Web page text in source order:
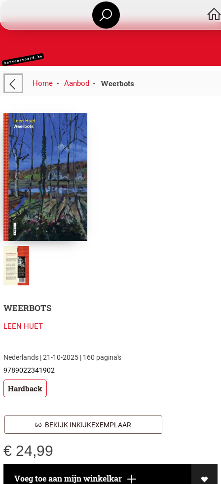
Home- Aanbod- Weerbots
WEERBOTS
LEEN HUET
Nederlands | 21-10-2025 | 160 pagina's
9789022341902
Hardback
BEKIJK INKIJKEXEMPLAAR
€ 24,99
Voeg toe aan mijn winkelkar